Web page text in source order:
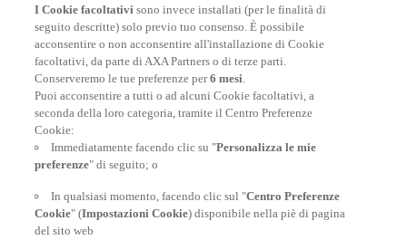
AXA: il primo brand assicurativo
POLIZZE VIAGGIO
I Cookie facoltativi sono invece installati (per le finalità di
seguito descritte) solo previo tuo consenso. È possibile
acconsentire o non acconsentire all'installazione di Cookie
facoltativi, da parte di AXA Partners o di terze parti.
Conserveremo le tue preferenze per6 mesi.
Puoi acconsentire a tutti o ad alcuni Cookie facoltativi, a
seconda della loro categoria, tramite il Centro Preferenze
Cookie:
Immediatamente facendo clic su "Personalizza le mie
preferenze" di seguito; o
In qualsiasi momento, facendo clic sul "Centro Preferenze
Cookie" (Impostazioni Cookie) disponibile nella piè di pagina
del sito web